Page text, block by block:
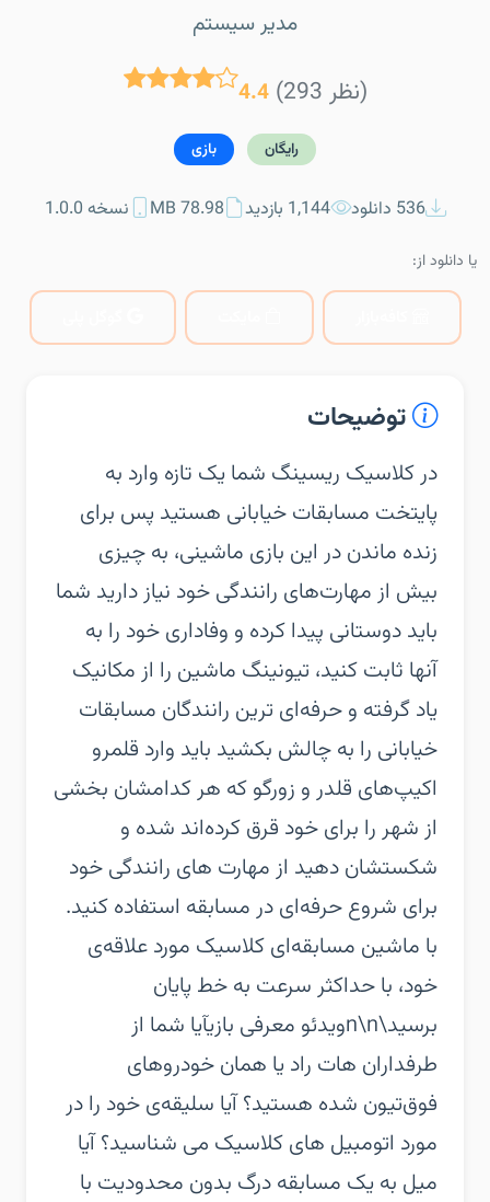
مدیر سیستم
4.4 (293 نظر)
رایگان بازی
536 دانلود 1,144 بازدید 78.98 MB نسخه 1.0.0
یا دانلود از:
توضیحات
‏‏در کلاسیک ریسینگ شما یک تازه وارد به
پایتخت مسابقات خیابانی هستید پس برای
زنده ماندن در این بازی ماشینی، به چیزی
بیش از مهارت‌های رانندگی خود نیاز دارید شما
باید دوستانی پیدا کرده و وفاداری خود را به
آنها ثابت کنید، تیونینگ ماشین را از مکانیک
یاد گرفته و حرفه‌ای ترین رانندگان مسابقات
خیابانی را به چالش بکشید باید وارد قلمرو
اکیپ‌های قلدر و زورگو که هر کدامشان بخشی
از شهر را برای خود قرق کرده‌اند شده و
شکستشان دهید از مهارت های رانندگی خود
برای شروع حرفه‌ای در مسابقه استفاده کنید.
با ماشین مسابقه‌ای کلاسیک مورد علاقه‌ی
خود، با حداکثر سرعت به خط پایان
برسید\n\nویدئو معرفی بازی‏آیا شما از
طرفداران هات راد یا همان خودروهای
فوق‌تیون شده هستید؟ آیا سلیقه‌ی خود را در
مورد اتومبیل های کلاسیک می شناسید؟ آیا
میل به یک مسابقه درگ بدون محدودیت با